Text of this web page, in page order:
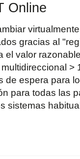
Online
gracias al
el valor razonable
>
de espera para
para todas las
sistemas